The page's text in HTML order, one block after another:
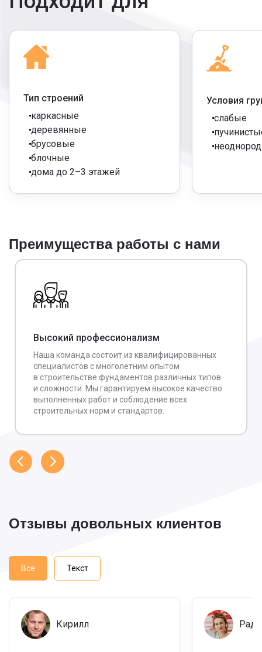
Тип строений
каркасные
деревянные
брусовые
блочные
дома до 2–3 этажей
Условия
слабые
Преимущества работы с нами
Высокий профессионализм
Наша команда состоит из квалифицированных
специалистов с многолетним опытом
в строительстве фундаментов различных типов
и сложности. Мы гарантируем высокое качество
выполненных работ и соблюдение всех
строительных норм и стандартов.
Отзывы довольных клиентов
Все Текст
Кирилл Рада